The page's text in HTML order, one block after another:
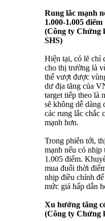
Rung lắc mạnh
1.000-1.005 điểm
(Công ty Chứng
SHS)
Hiện tại, có lẽ chỉ
cho thị trường là
thể vượt được
dư địa tăng của
target tiếp theo là
sẽ không dễ dàng
các rung lắc chắc
mạnh hơn.
Trong phiên tới,
mạnh nếu có nhịp
1.005 điểm.
mua đuổi thời
nhịp điều chỉnh
mức giá hấp dẫn
Xu hướng tăng
(Công ty Chứng